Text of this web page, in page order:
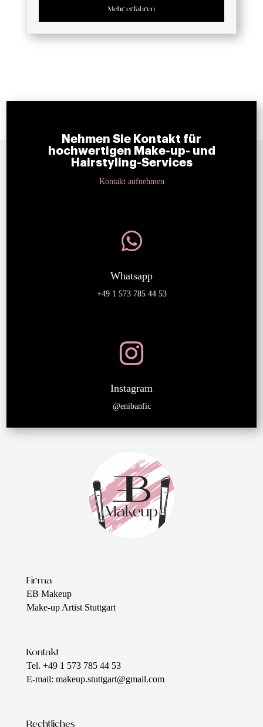
Mehr erfahren
Nehmen Sie Kontakt für
hochwertigen Make-up- und
Hairstyling-Services
Kontakt aufnehmen

Whatsapp
+49 1 573 785 44 53

Instagram
@enibanfic
Firma
EB Makeup
Make-up Artist Stuttgart
Kontakt
Tel. +49 1 573 785 44 53
E-mail: makeup.stuttgart@gmail.com
Rechtliches